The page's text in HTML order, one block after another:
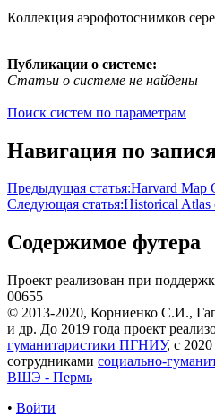
Коллекция аэрофотоснимков
Публикации о системе:
Статьи о системе не найдены
Поиск систем по параметрам
Навигация по
Предыдущая статья:Harvard Map
Следующая статья:Historical Atlas
Содержимое футера
Проект реализован при
00655
© 2013-2020, Корниенко С.И.,
и др. До 2019 года проект
гуманитаристики ПГНИУ, с
сотрудниками социально-
ВШЭ - Пермь
• Войти